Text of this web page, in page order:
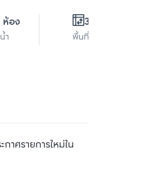
ห้อง
ำ
30 ตร.ม.
พื้นที่ใช้สอย
าศรายการใหม่ใน